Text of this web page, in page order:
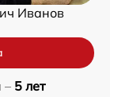
Иванов
– 5 лет